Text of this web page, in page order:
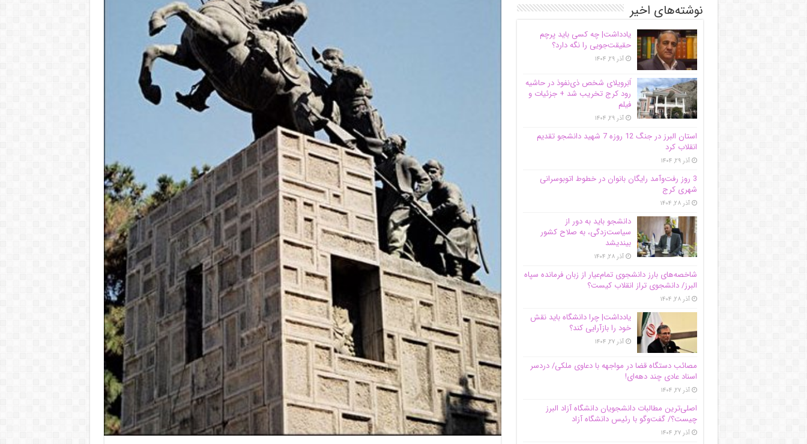
نوشته‌های اخیر
یادداشت| ‌چه کسی باید پرچم
حقیقت‌جویی را نگه دارد؟
آذر ۲۹, ۱۴۰۴
اَبَر‌ویلای شخص ذی‌نفوذ در حاشیه‌
رود کرج تخریب شد + جزئیات و
فیلم
آذر ۲۹, ۱۴۰۴
استان البرز در جنگ 12 روزه 7 شهید دانشجو تقدیم
انقلاب کرد
آذر ۲۹, ۱۴۰۴
3 روز رفت‌وآمد رایگان بانوان در خطوط اتوبوسرانی
شهری کرج
آذر ۲۸, ۱۴۰۴
دانشجو باید به دور از
سیاست‌زدگی، به صلاح کشور
بیندیشد
آذر ۲۸, ۱۴۰۴
شاخصه‌های بارز دانشجوی تمام‌عیار از زبان فرمانده سپاه
البرز/ دانشجوی تراز انقلاب کیست؟
آذر ۲۸, ۱۴۰۴
یادداشت| چرا دانشگاه باید نقش
خود را بازآرایی کند؟
آذر ۲۷, ۱۴۰۴
مصائب دستگاه قضا در مواجهه با دعاوی ملکی/ دردسر
اسناد عادی چند‌ دهه‌ای!
آذر ۲۷, ۱۴۰۴
اصلی‌ترین مطالبات دانشجویان دانشگاه آزاد البرز
چیست؟/ گفت‌وگو با رئیس دانشگاه آز‌اد
آذر ۲۷, ۱۴۰۴